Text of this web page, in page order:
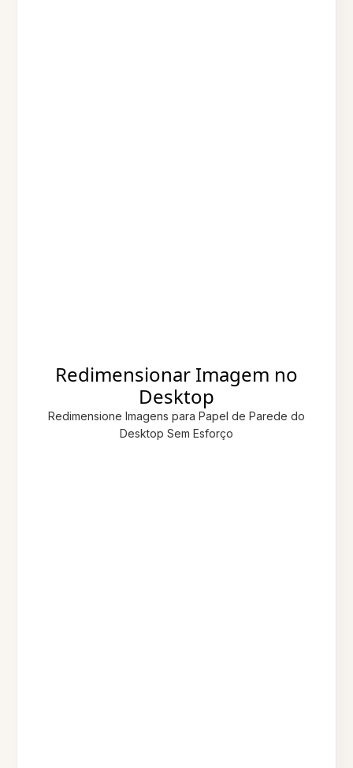
Redimensionar Imagem no
Desktop
Redimensione Imagens para Papel de Parede do
Desktop Sem Esforço